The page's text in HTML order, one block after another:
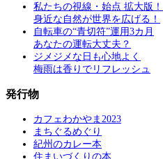
私たちの視線・始点 拡大版！
身近な自然が世界を広げる！
自転車の“青切符”運用3カ月
あなたの運転大丈夫？
ジメジメな日も心地よく
梅雨は香りでリフレッシュ
発行物
カフェわかやま2023
まちぐるめぐり
紀州のカレー本
住まいづくりの本